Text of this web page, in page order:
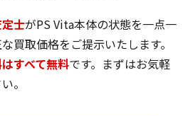
士がPS Vita本体の状態を一点一
買取価格をご提示いたします。
すべて無料です。まずはお気軽
。